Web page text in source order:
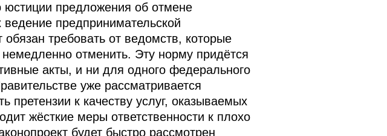
юстиции предложения об отмене
предпринимательской
требовать от ведомств, которые
отменить. Эту норму придётся
акты, и ни для одного федерального
уже рассматривается
претензии к качеству услуг, оказываемых
жёсткие меры ответственности к плохо
будет быстро рассмотрен